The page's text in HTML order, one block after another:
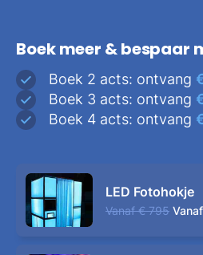
Boek meer & bespaar
Boek 2 acts: ontvang
Boek 3 acts: ontvang
Boek 4 acts: ontvang
LED Fotohokje
Vanaf € 795 Vanaf